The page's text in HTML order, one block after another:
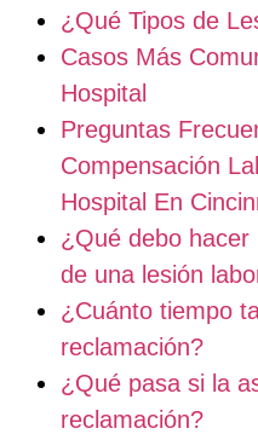
¿Qué Tipos de
Casos Más
Hospital
Preguntas
Compensación
Hospital En
¿Qué debo hacer
de una lesión
¿Cuánto tiempo
reclamación?
¿Qué pasa si la
reclamación?